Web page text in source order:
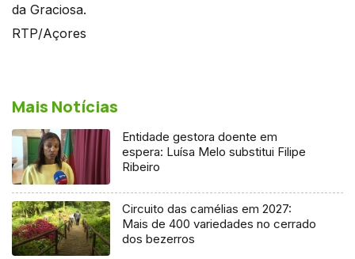
da Graciosa.
RTP/Açores
Mais Notícias
Entidade gestora doente em
espera: Luísa Melo substitui Filipe
Ribeiro
Circuito das camélias em 2027:
Mais de 400 variedades no cerrado
dos bezerros